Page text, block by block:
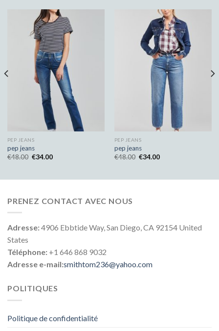
PEP JEANS
pep jeans
€48.00 €34.00
PEP JEANS
pep jeans
€48.00 €34.00
PRENEZ CONTACT AVEC NOUS
Adresse:4906 Ebbtide Way, San Diego, CA 92154 United
States
Téléphone: +1 646 868 9032
Adresse e-mail:smithtom236@yahoo.com
POLITIQUES
Politique de confidentialité